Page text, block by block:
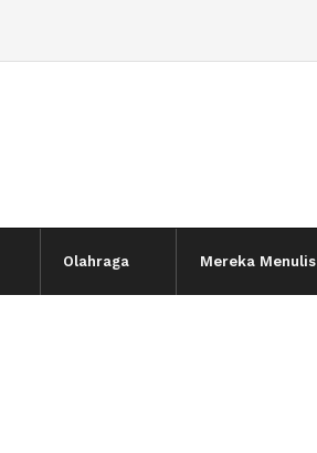
Olahraga Mereka Menulis